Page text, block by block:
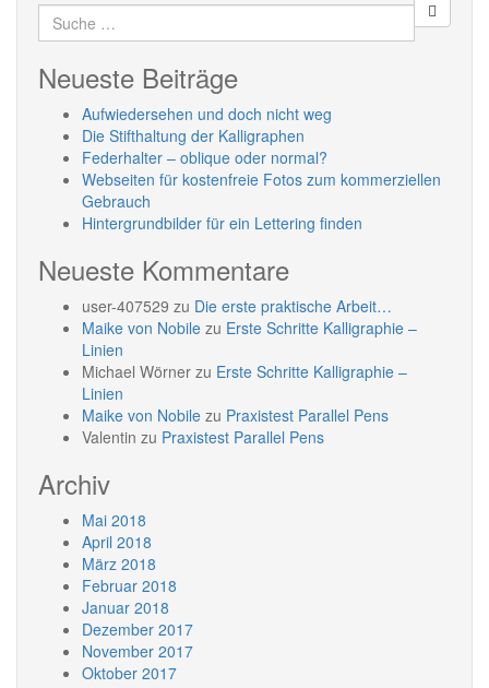
Neueste Beiträge
Aufwiedersehen und doch nicht weg
Die Stifthaltung der Kalligraphen
Federhalter – oblique oder normal?
Webseiten für kostenfreie Fotos zum kommerziellen
Gebrauch
Hintergrundbilder für ein Lettering finden
Neueste Kommentare
user-407529 zu Die erste praktische Arbeit…
Maike von Nobile zu Erste Schritte Kalligraphie –
Linien
Michael Wörner zu Erste Schritte Kalligraphie –
Linien
Maike von Nobile zu Praxistest Parallel Pens
Valentin zu Praxistest Parallel Pens
Archiv
Mai 2018
April 2018
März 2018
Februar 2018
Januar 2018
Dezember 2017
November 2017
Oktober 2017